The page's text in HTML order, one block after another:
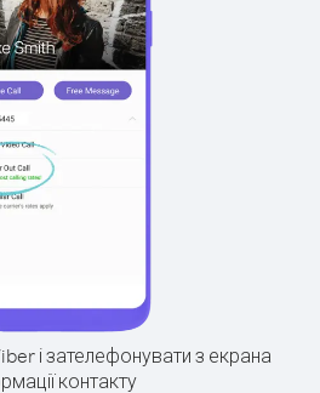
і зателефонувати з екрана
контакту